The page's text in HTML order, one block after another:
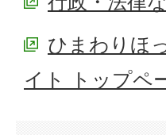
ひまわりほ
イト トップペ